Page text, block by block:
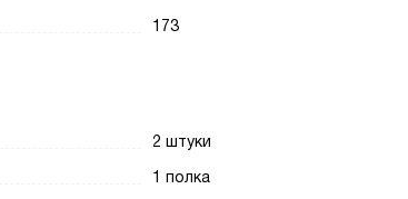
173
2 штуки
1 полка